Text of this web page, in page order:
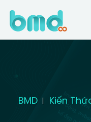
BMD Kiến